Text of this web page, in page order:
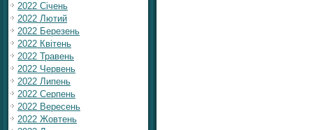
2022 Січень
2022 Лютий
2022 Березень
2022 Квітень
2022 Травень
2022 Червень
2022 Липень
2022 Серпень
2022 Вересень
2022 Жовтень